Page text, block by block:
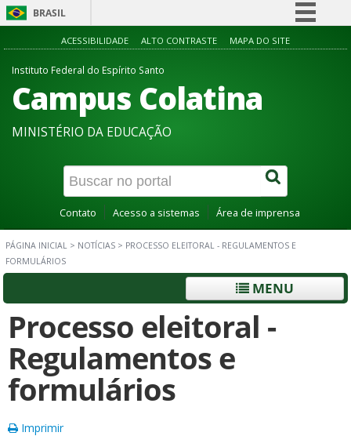
BRASIL
Simplifique!
Acesso à informação
Canais
ACESSIBILIDADE ALTO CONTRASTE MAPA DO SITE
Instituto Federal do Espírito Santo
Campus Colatina
MINISTÉRIO DA EDUCAÇÃO
Contato Acesso a sistemas Área de imprensa
PÁGINA INICIAL > NOTÍCIAS > PROCESSO ELEITORAL - REGULAMENTOS E
FORMULÁRIOS
MENU
Processo eleitoral -
Regulamentos e
formulários
Imprimir